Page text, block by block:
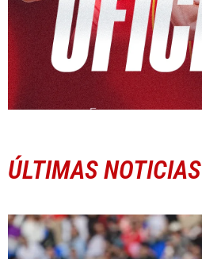
ÚLTIMAS NOTICIAS